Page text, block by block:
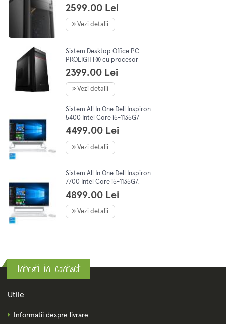
i5-12400 4.4 GHz, 16GB DDR4,
SSD 512GB, Windows 11 Pro
2599.00 Lei
Vezi detalii
Sistem Desktop Office PC
PROLIGHT® cu procesor
Intel® Core™ i3-14100 pana
la 4.4 GHz, 16GB DDR4, 512GB
SSD M.2, Intel® UHD Graphics
730, Windows 11 Pro
2399.00 Lei
Vezi detalii
Sistem All In One Dell Inspiron
5400 Intel Core i5-1135G7
Tiger Lake, 23.8 FHD 8GB
256GB SSD+1TB,
MX330,W10PRO
4499.00 Lei
Vezi detalii
Sistem All In One Dell Inspiron
7700 Intel Core i5-1135G7,
Tiger Lake, 27"FHD 8GB DDR4
512GB SSD MX330 2GB W10
4899.00 Lei
Vezi detalii
Intrati in contact
Utile
Informatii despre livrare